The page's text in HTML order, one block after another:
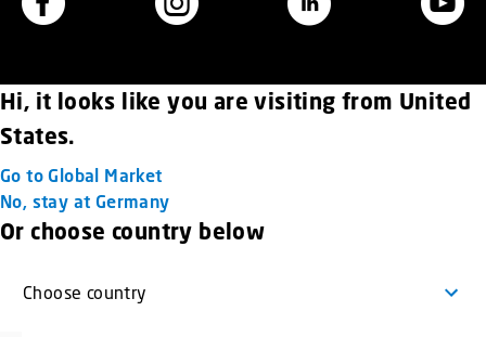
Hi, it looks like you are visiting from United
States.
Go to Global Market
No, stay at Germany
Or choose country below